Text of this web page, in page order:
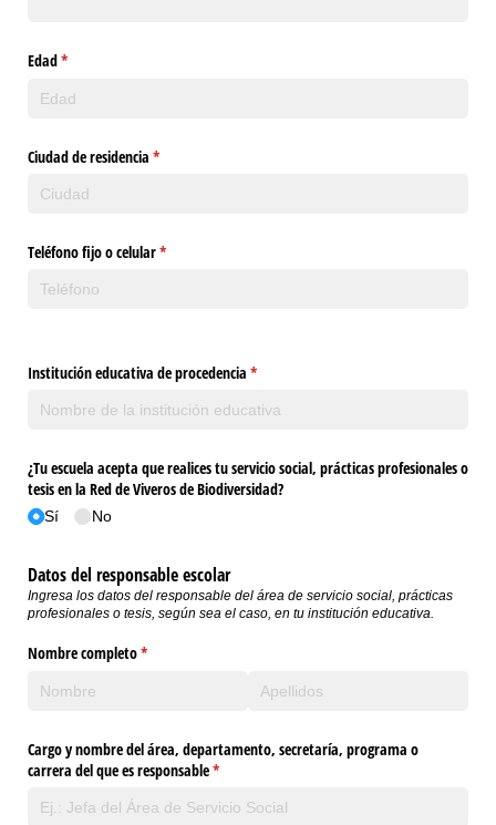
Edad*
(necesario)
Ciudad de residencia *
(necesario)
Teléfono fijo o celular*
(necesario)
Institución educativa de procedencia *
(necesario)
¿Tu escuela acepta que realices tu servicio social, prácticas profesionales o
tesis en la Red de Viveros de Biodiversidad?
Sí No
Datos del responsable escolar
Ingresa los datos del responsable del área de servicio social, prácticas
profesionales o tesis, según sea el caso, en tu institución educativa.
Nombre completo*
(necesario)
Cargo y nombre del área, departamento, secretaría, programa o
carrera del que es responsable*
(necesario)